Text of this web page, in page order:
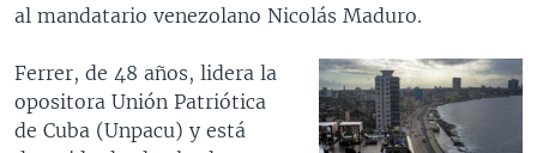
al mandatario venezolano Nicolás Maduro.
Ferrer, de 48 años, lidera la
opositora Unión Patriótica
de Cuba (Unpacu) y está